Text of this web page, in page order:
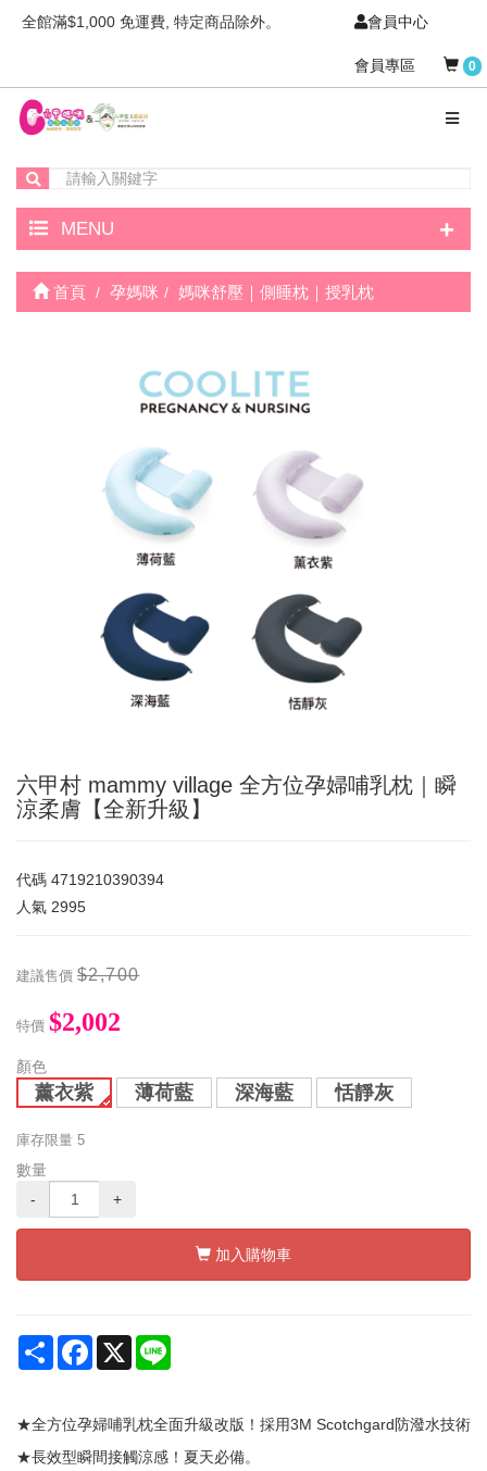
全館滿$1,000 免運費, 特定商品除外。 會員中心
會員專區 0
MENU +
首頁 孕媽咪 媽咪舒壓｜側睡枕｜授乳枕
六甲村 mammy village 全方位孕婦哺乳枕｜瞬
涼柔膚【全新升級】
代碼 4719210390394
人氣 2995
建議售價 $2,700
特價 $2,002
顏色
薰衣紫 薄荷藍 深海藍 恬靜灰
庫存限量 5
數量
-
+
加入購物車
Share Facebook
X
★全方位孕婦哺乳枕全面升級改版！採用3M Scotchgard防潑水技術
★長效型瞬間接觸涼感！夏天必備。